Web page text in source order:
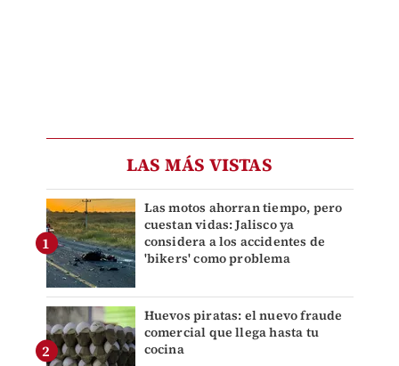
LAS MÁS VISTAS
Las motos ahorran tiempo, pero
cuestan vidas: Jalisco ya
considera a los accidentes de
'bikers' como problema
Huevos piratas: el nuevo fraude
comercial que llega hasta tu
cocina